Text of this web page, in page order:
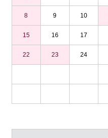
8 9 10
15 16 17
22 23 24